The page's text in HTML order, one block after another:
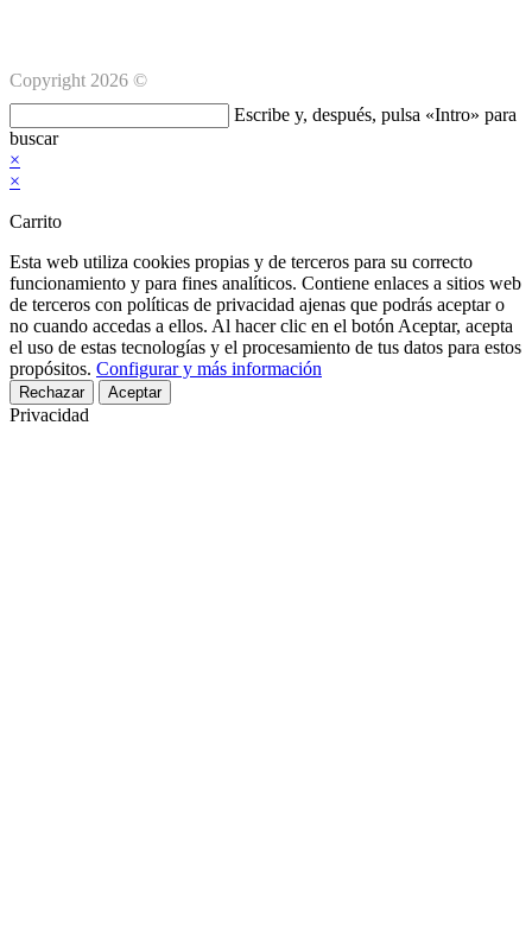
Copyright 2026 ©
en
esta
web
Escribe y, después, pulsa «Intro» para
buscar
×
×
Carrito
Esta web utiliza cookies propias y de terceros para su correcto
funcionamiento y para fines analíticos. Contiene enlaces a sitios web
de terceros con políticas de privacidad ajenas que podrás aceptar o
no cuando accedas a ellos. Al hacer clic en el botón Aceptar, acepta
el uso de estas tecnologías y el procesamiento de tus datos para estos
propósitos. Configurar y más información
Rechazar Aceptar
Privacidad